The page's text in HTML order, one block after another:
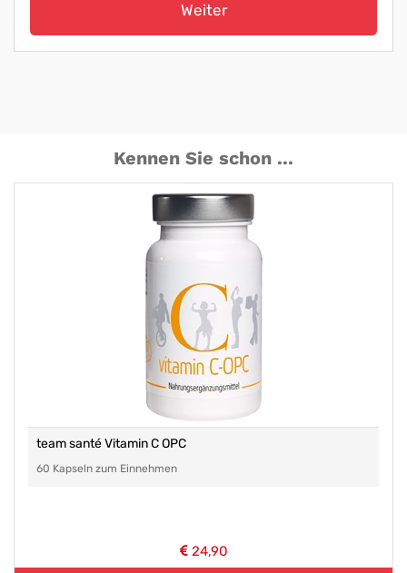
Weiter
Kennen Sie schon ...
team santé Vitamin C OPC
60 Kapseln zum Einnehmen
24,90